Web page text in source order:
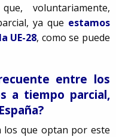
voluntariamente,
ya que estamos
UE-28, como se puede
entre los
a tiempo parcial,
que optan por este